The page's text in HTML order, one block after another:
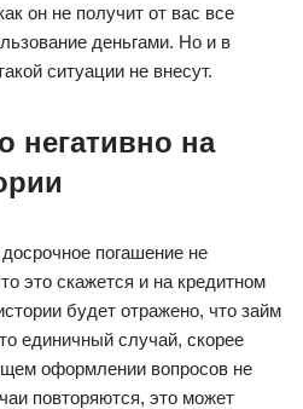
он не получит от вас все
деньгами. Но и в
ситуации не внесут.
негативно на
погашение не
это скажется и на кредитном
будет отражено, что займ
единичный случай, скорее
оформлении вопросов не
повторяются, это может